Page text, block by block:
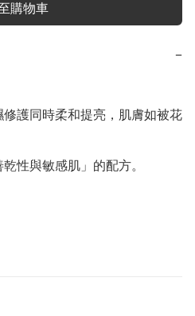
購物車
−
護同時柔和提亮，肌膚如被花
性與敏感肌」的配方。